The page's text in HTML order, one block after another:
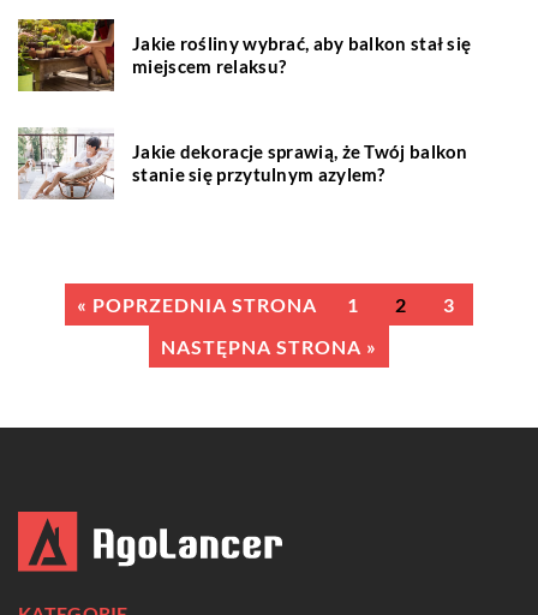
Jakie rośliny wybrać, aby balkon stał się
miejscem relaksu?
Jakie dekoracje sprawią, że Twój balkon
stanie się przytulnym azylem?
« POPRZEDNIA STRONA 1 2
3
NASTĘPNA STRONA »